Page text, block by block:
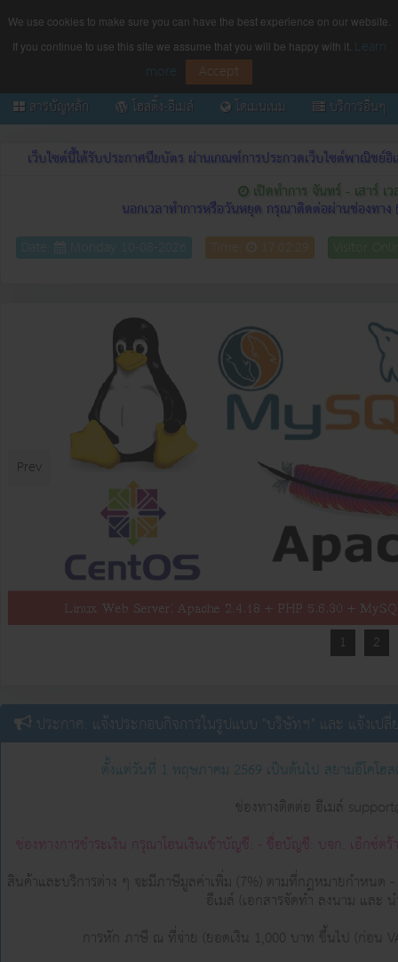
สารบัญหลัก โฮสติ้ง-อีเมล์ โดเมนเนม บริการอื่นๆ
เว็บไซต์นี้ได้รับประกาศนียบัตร ผ่านเกณฑ์การประกวดเว็บไซต์พาณิช
เปิดทำการ จันทร์ - เสาร์
นอกเวลาทำการหรือวันหยุด กรุณาติดต่อผ่านช่องทาง
Time: 17:02:29
Prev
1 2
ประกาศ: แจ้งประกอบกิจการในรูปแบบ "บริษัทฯ" และ แจ้งเป
ตั้งแต่วันที่ 1 พฤษภาคม 2569 เป็นต้นไป สยามอีโคโ
ช่องทางติดต่อ อีเมล์
ช่องทางการชำระเงิน กรุณาโอนเงินเข้าบัญชี: - ชื่อบัญชี: บจก. เอ็กซ์
สินค้าและบริการต่าง ๆ จะมีภาษีมูลค่าเพิ่ม (7%) ตามที่กฎหมายกำหนด
อีเมล์ (เอกสาร​​จัด​ทํา ลง​นาม​ และ​
การหัก ภาษี ณ ที่จ่าย (ยอดเงิน 1,000 บาท ขึ้นไป (ก่อน
We use cookies to make sure you can have the best experience on our website.
If you continue to use this site we assume that you will be happy with it. Learn
more
Accept